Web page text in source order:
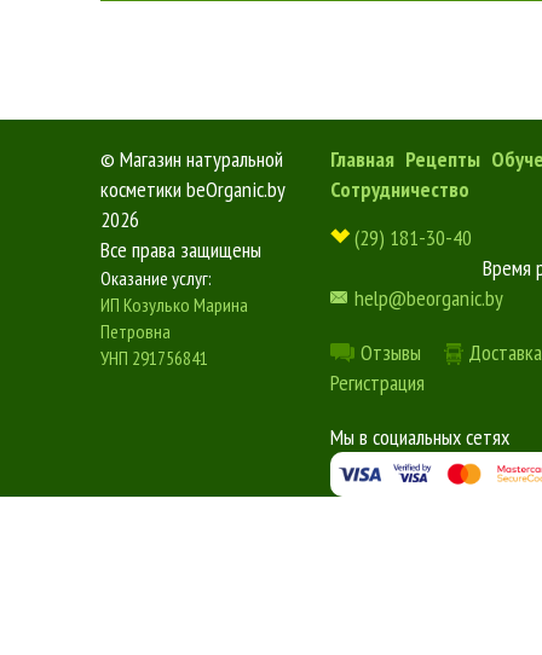
© Магазин натуральной
косметики beOrganic.by
2026
Все права защищены
Оказание услуг:
ИП Козулько Марина
Петровна
УНП 291756841
Главная Рецепты
Сотрудничество
(29) 181-30-40
Время
help@beorganic.by
Отзывы
Регистрация
Мы в социальных сетях